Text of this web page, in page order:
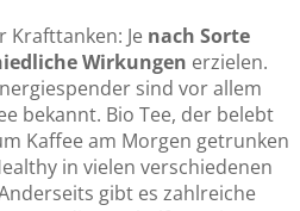
Krafttanken: Je nach Sorte
Wirkungen erzielen.
sind vor allem
bekannt. Bio Tee, der belebt
Kaffee am Morgen getrunken
in vielen verschiedenen
gibt es zahlreiche